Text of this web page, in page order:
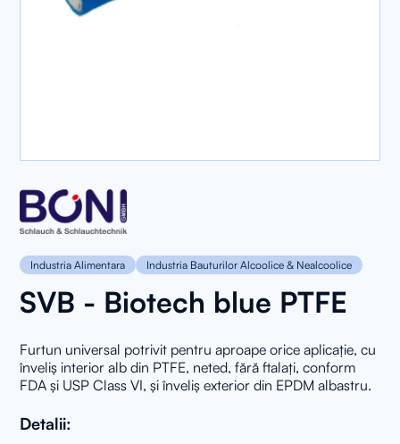
Industria Alimentara Industria Bauturilor Alcoolice & Nealcoolice
SVB - Biotech blue PTFE
Furtun universal potrivit pentru aproape orice aplicație, cu
înveliș interior alb din PTFE, neted, fără ftalați, conform
FDA și USP Class VI, și înveliș exterior din EPDM albastru.
Detalii: